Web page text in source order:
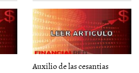
Auxilio de las cesantias